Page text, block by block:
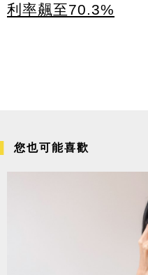
利率飆至70.3%
您也可能喜歡